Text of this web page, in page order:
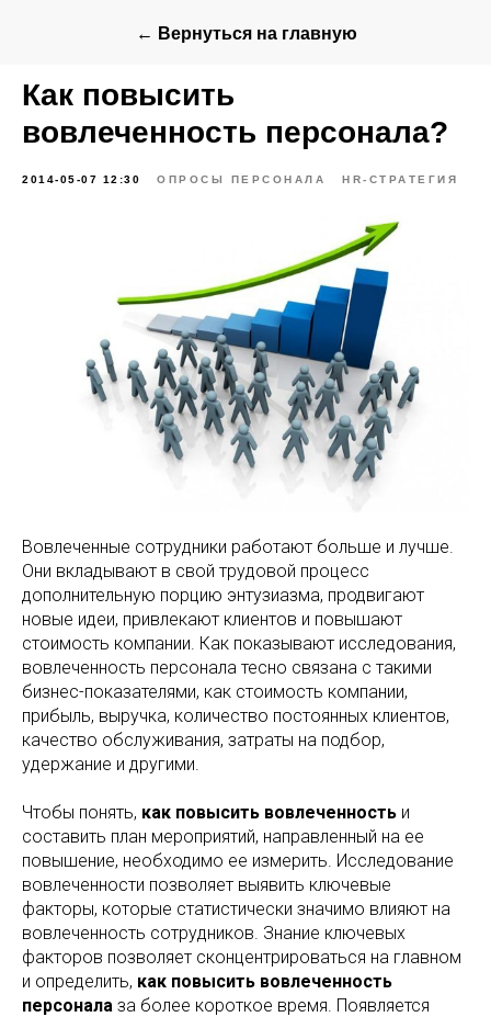
← Вернуться на главную
Как повысить
вовлеченность персонала?
2014-05-07 12:30 ОПРОСЫ ПЕРСОНАЛА HR-СТРАТЕГИЯ
Вовлеченные сотрудники работают больше и лучше.
Они вкладывают в свой трудовой процесс
дополнительную порцию энтузиазма, продвигают
новые идеи, привлекают клиентов и повышают
стоимость компании. Как показывают исследования,
вовлеченность персонала тесно связана с такими
бизнес-показателями, как стоимость компании,
прибыль, выручка, количество постоянных клиентов,
качество обслуживания, затраты на подбор,
удержание и другими.
Чтобы понять, как повысить вовлеченность и
составить план мероприятий, направленный на ее
повышение, необходимо ее измерить. Исследование
вовлеченности позволяет выявить ключевые
факторы, которые статистически значимо влияют на
вовлеченность сотрудников. Знание ключевых
факторов позволяет сконцентрироваться на главном
и определить, как повысить вовлеченность
персонала за более короткое время. Появляется